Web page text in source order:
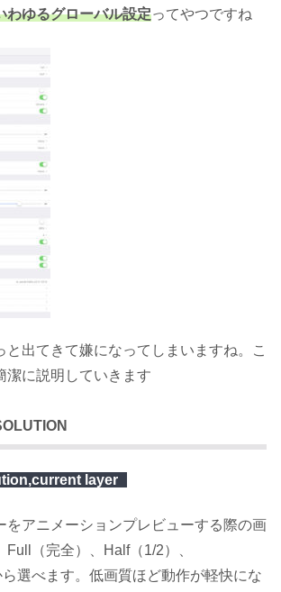
わゆるグローバル設定ってやつですね
と出てきて嫌になってしまいますね。こ
潔に説明していきます
layer
をアニメーションプレビューする際の画
Full（完全）、Half（1/2）、
選べます。低画質ほど動作が軽快にな